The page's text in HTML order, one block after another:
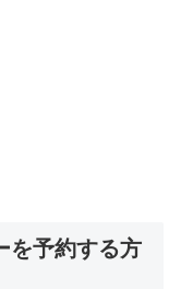
を予約する方